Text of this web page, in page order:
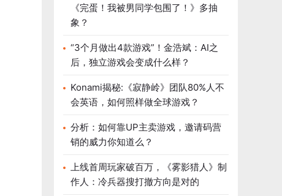
《完蛋！我被男同学包围了！》多抽
象？
“3个月做出4款游戏”！金浩斌：AI之
后，独立游戏会变成什么样？
Konami揭秘:《寂静岭》团队80%人不
会英语，如何照样做全球游戏？
分析：如何靠UP主卖游戏，邀请码营
销的威力你知道么？
上线首周玩家破百万，《雾影猎人》制
作人：冷兵器搜打撤方向是对的